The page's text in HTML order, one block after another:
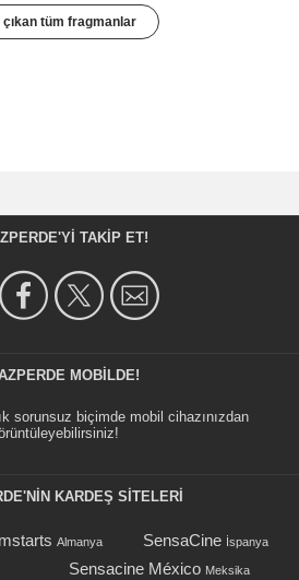
çıkan tüm fragmanlar
TAKIP ET!
MOBILDE!
sorunsuz biçimde mobil cihazınızdan
KARDEŞ SİTELERİ
Almanya SensaCine İspanya
Sensacine México Meksika